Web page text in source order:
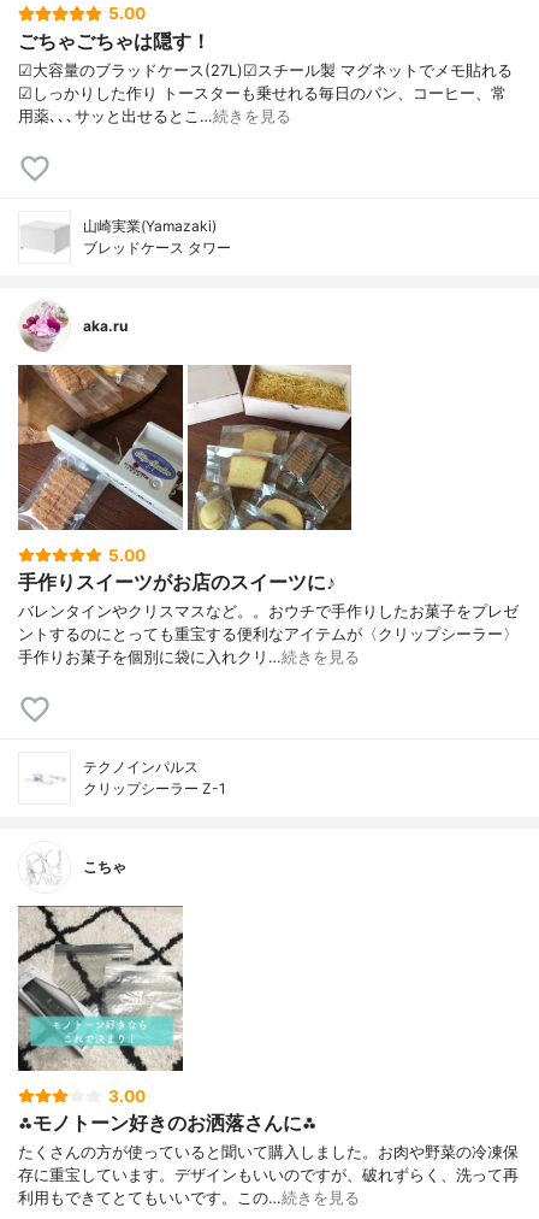
5.00
ごちゃごちゃは隠す！
☑大容量のブラッドケース(27L)☑スチール製 マグネットでメモ貼れる
☑しっかりした作り トースターも乗せれる毎日のパン、コーヒー、常
用薬､､､サッと出せるとこ…続きを見る
山崎実業(Yamazaki)
ブレッドケース タワー
aka.ru
5.00
手作りスイーツがお店のスイーツに♪
バレンタインやクリスマスなど。。おウチで手作りしたお菓子をプレゼ
ントするのにとっても重宝する便利なアイテムが〈クリップシーラー〉
手作りお菓子を個別に袋に入れクリ…続きを見る
テクノインパルス
クリップシーラー Z-1
こちゃ
3.00
⁂モノトーン好きのお洒落さんに⁂
たくさんの方が使っていると聞いて購入しました。お肉や野菜の冷凍保
存に重宝しています。デザインもいいのですが、破れずらく、洗って再
利用もできてとてもいいです。この…続きを見る